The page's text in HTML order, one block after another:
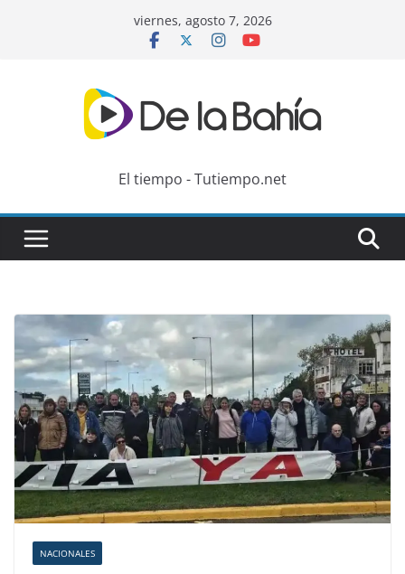
viernes, agosto 7, 2026
El tiempo - Tutiempo.net
NACIONALES